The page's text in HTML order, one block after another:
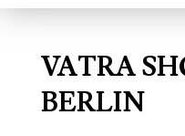
VATRA
BERLIN